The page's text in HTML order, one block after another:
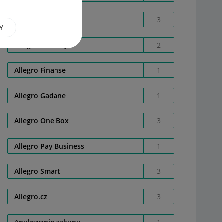
3
2
Allegro Finanse 1
Allegro Gadane 1
Allegro One Box 3
Allegro Pay Business 1
Allegro Smart 3
Allegro.cz 3